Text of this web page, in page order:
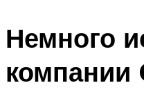
Немного
компании